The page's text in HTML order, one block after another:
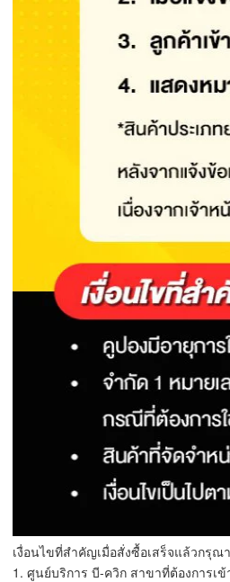
เงื่อนไขที่สำคัญเมื่อสั่งซื้อเสร็จแล้วกรุณ
1. ศูนย์บริการ บี-ควิก สาขาที่ต้องการเ